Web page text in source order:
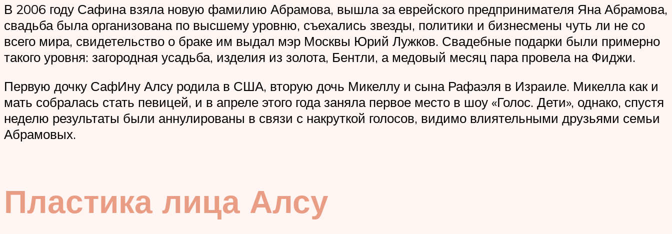
В 2006 году Сафина взяла новую фамилию Абрамова, вышла за еврейского предпринимателя Яна Абрамова,
свадьба была организована по высшему уровню, съехались звезды, политики и бизнесмены чуть ли не со
всего мира, свидетельство о браке им выдал мэр Москвы Юрий Лужков. Свадебные подарки были примерно
такого уровня: загородная усадьба, изделия из золота, Бентли, а медовый месяц пара провела на Фиджи.
Первую дочку СафИну Алсу родила в США, вторую дочь Микеллу и сына Рафаэля в Израиле. Микелла как и
мать собралась стать певицей, и в апреле этого года заняла первое место в шоу «Голос. Дети», однако, спустя
неделю результаты были аннулированы в связи с накруткой голосов, видимо влиятельными друзьями семьи
Абрамовых.
Пластика лица Алсу